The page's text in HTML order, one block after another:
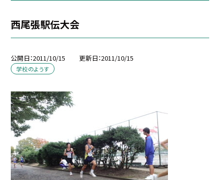
西尾張駅伝大会
公開日 2011/10/15 更新日 2011/10/15
学校のようす